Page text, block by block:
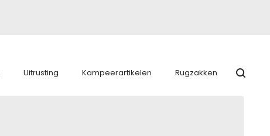
Uitrusting Kampeerartikelen Rugzakken